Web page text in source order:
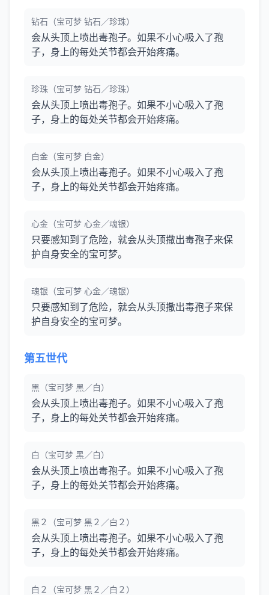
钻石（宝可梦 钻石／珍珠）
会从头顶上喷出毒孢子。如果不小心吸入了孢
子，身上的每处关节都会开始疼痛。
珍珠（宝可梦 钻石／珍珠）
会从头顶上喷出毒孢子。如果不小心吸入了孢
子，身上的每处关节都会开始疼痛。
白金（宝可梦 白金）
会从头顶上喷出毒孢子。如果不小心吸入了孢
子，身上的每处关节都会开始疼痛。
心金（宝可梦 心金／魂银）
只要感知到了危险，就会从头顶撒出毒孢子来保
护自身安全的宝可梦。
魂银（宝可梦 心金／魂银）
只要感知到了危险，就会从头顶撒出毒孢子来保
护自身安全的宝可梦。
第五世代
黑（宝可梦 黑／白）
会从头顶上喷出毒孢子。如果不小心吸入了孢
子，身上的每处关节都会开始疼痛。
白（宝可梦 黑／白）
会从头顶上喷出毒孢子。如果不小心吸入了孢
子，身上的每处关节都会开始疼痛。
黑２（宝可梦 黑２／白２）
会从头顶上喷出毒孢子。如果不小心吸入了孢
子，身上的每处关节都会开始疼痛。
白２（宝可梦 黑２／白２）